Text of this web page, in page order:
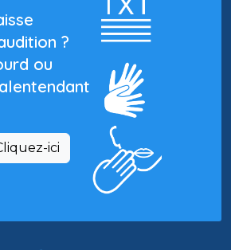
?
ou
ici